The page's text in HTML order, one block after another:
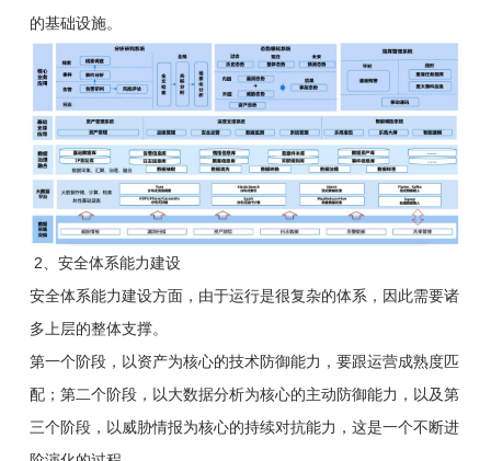
的基础设施。
2、安全体系能力建设
安全体系能力建设方面，由于运行是很复杂的体系，因此需要诸
多上层的整体支撑。
第一个阶段，以资产为核心的技术防御能力，要跟运营成熟度匹
配；第二个阶段，以大数据分析为核心的主动防御能力，以及第
三个阶段，以威胁情报为核心的持续对抗能力，这是一个不断进